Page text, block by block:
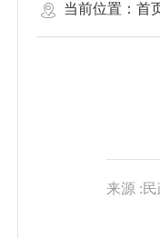
当前位置：首
来源 :